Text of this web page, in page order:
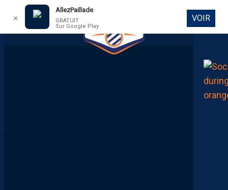
DIRECT
✕
AllezPaillade
GRATUIT
Sur Google Play
VOIR